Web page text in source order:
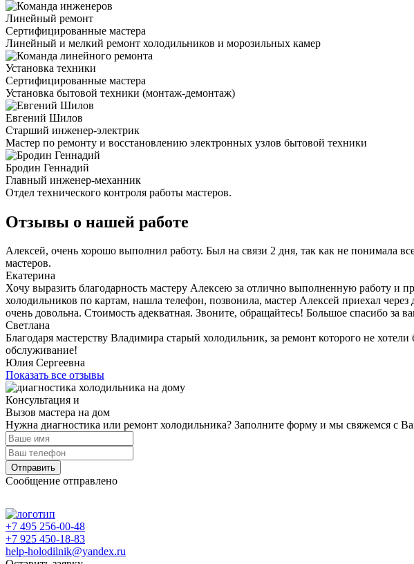
Линейный ремонт
Сертифицированные мастера
Линейный и мелкий ремонт холодильников и морозильных камер
Установка техники
Сертифицированные мастера
Установка бытовой техники (монтаж-демонтаж)
Евгений Шилов
Старший инженер-электрик
Мастер по ремонту и восстановлению электронных узлов бытовой техники
Бродин Геннадий
Главный инженер-механник
Отдел технического контроля работы мастеров.
Отзывы о нашей работе
Алексей, очень хорошо выполнил работу. Был на связи 2 дня, так как не понимала
мастеров.
Екатерина
Хочу выразить благодарность мастеру Алексею за отлично выполненную работу
холодильников по картам, нашла телефон, позвонила, мастер Алексей приехал
очень довольна. Стоимость адекватная. Звоните, обращайтесь! Большое спасибо за
Светлана
Благодаря мастерству Владимира старый холодильник, за ремонт которого не
обслуживание!
Юлия Сергеевна
Показать все отзывы
Консультация и
Вызов мастера на дом
Нужна диагностика или ремонт холодильника? Заполните форму и мы свяжемся с
Отправить
Сообщение отправлено
+7 495 256-00-48
+7 925 450-18-83
help-holodilnik@yandex.ru